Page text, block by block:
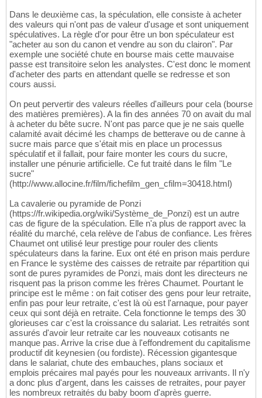
Dans le deuxième cas, la spéculation, elle consiste à acheter
des valeurs qui n'ont pas de valeur d'usage et sont uniquement
spéculatives. La règle d'or pour être un bon spéculateur est
"acheter au son du canon et vendre au son du clairon". Par
exemple une société chute en bourse mais cette mauvaise
passe est transitoire selon les analystes. C'est donc le moment
d'acheter des parts en attendant quelle se redresse et son
cours aussi.
On peut pervertir des valeurs réelles d'ailleurs pour cela (bourse
des matières premières). A la fin des années 70 on avait du mal
à acheter du bête sucre. N'ont pas parce que je ne sais quelle
calamité avait décimé les champs de betterave ou de canne à
sucre mais parce que s'était mis en place un processus
spéculatif et il fallait, pour faire monter les cours du sucre,
installer une pénurie artificielle. Ce fut traité dans le film "Le
sucre"
(http://www.allocine.fr/film/fichefilm_gen_cfilm=30418.html)
La cavalerie ou pyramide de Ponzi
(https://fr.wikipedia.org/wiki/Système_de_Ponzi) est un autre
cas de figure de la spéculation. Elle n'a plus de rapport avec la
réalité du marché, cela relève de l'abus de confiance. Les frères
Chaumet ont utilisé leur prestige pour rouler des clients
spéculateurs dans la farine. Eux ont été en prison mais perdure
en France le système des caisses de retraite par répartition qui
sont de pures pyramides de Ponzi, mais dont les directeurs ne
risquent pas la prison comme les frères Chaumet. Pourtant le
principe est le même : on fait cotiser des gens pour leur retraite,
enfin pas pour leur retraite, c'est là où est l'arnaque, pour payer
ceux qui sont déjà en retraite. Cela fonctionne le temps des 30
glorieuses car c'est la croissance du salariat. Les retraités sont
assurés d'avoir leur retraite car les nouveaux cotisants ne
manque pas. Arrive la crise due à l'effondrement du capitalisme
productif dit keynesien (ou fordiste). Récession gigantesque
dans le salariat, chute des embauches, plans sociaux et
emplois précaires mal payés pour les nouveaux arrivants. Il n'y
a donc plus d'argent, dans les caisses de retraites, pour payer
les nombreux retraités du baby boom d'après guerre.